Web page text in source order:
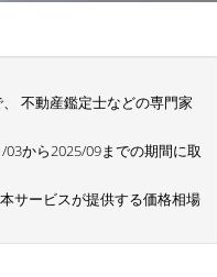
不動産鑑定士などの専門家
から2025/09までの期間に取
サービスが提供する価格相場